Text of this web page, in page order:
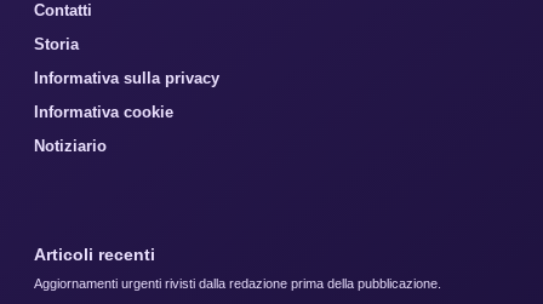
Contatti
Storia
Informativa sulla privacy
Informativa cookie
Notiziario
Articoli recenti
Aggiornamenti urgenti rivisti dalla redazione prima della pubblicazione.